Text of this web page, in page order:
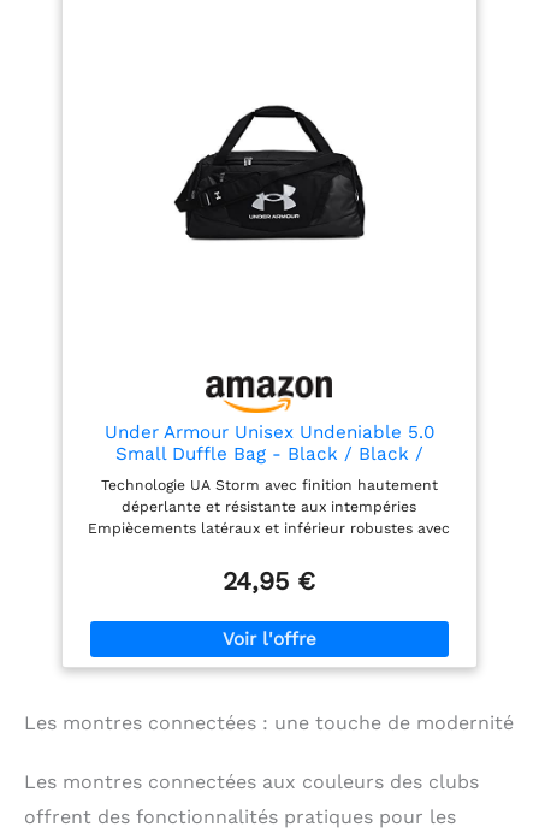
confortablement
Under Armour Unisex Undeniable 5.0
Small Duffle Bag - Black / Black /
Metallic Silver - Small
Technologie UA Storm avec finition hautement
déperlante et résistante aux intempéries
Empiècements latéraux et inférieur robustes avec
résistance et de structure Grande poche aérée pour
le linge ou les chaussures et poches internes pour
zippée pour ranger tes affaires et points de fixation
sur le tissage molle Poche double pour bouteille
24,95 €
Les montres connectées : une touche de modernité
Les montres connectées aux couleurs des clubs
offrent des fonctionnalités pratiques pour les